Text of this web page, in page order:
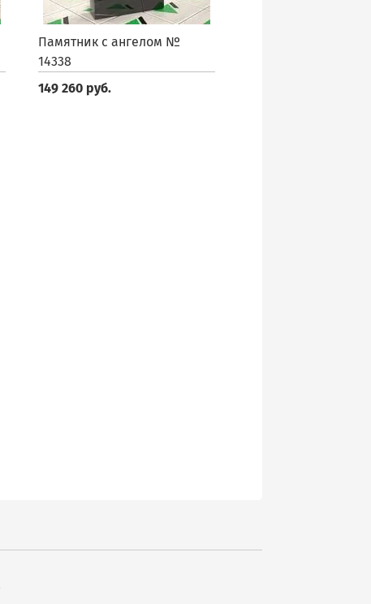
Памятник с ангелом №
14338
149 260 руб.